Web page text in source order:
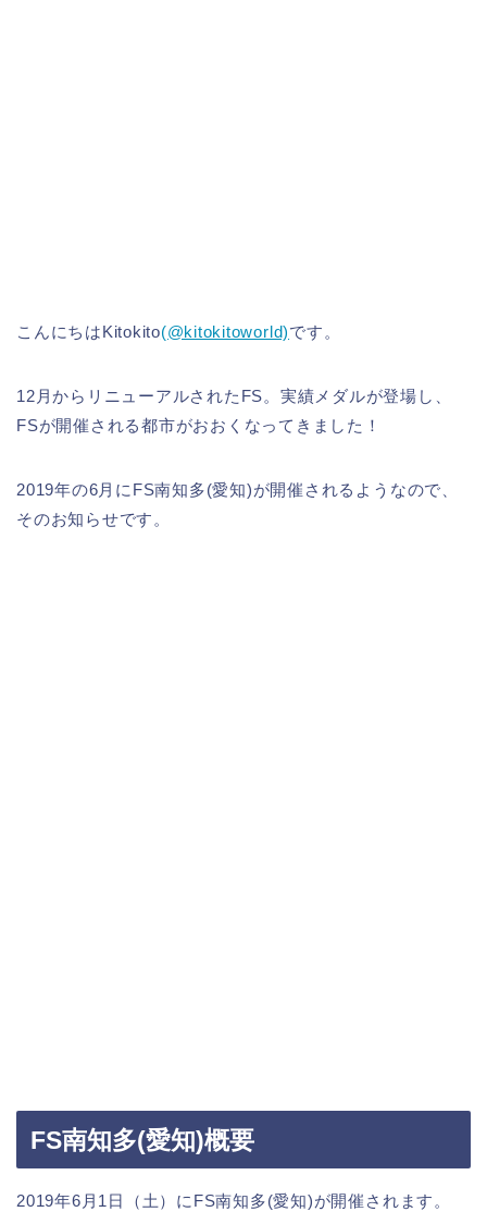
こんにちはKitokito(@kitokitoworld)です。
12月からリニューアルされたFS。実績メダルが登場し、
FSが開催される都市がおおくなってきました！
2019年の6月にFS南知多(愛知)が開催されるようなので、
そのお知らせです。
FS南知多(愛知)概要
2019年6月1日（土）にFS南知多(愛知)が開催されます。